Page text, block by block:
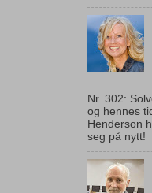
Nr. 302:
og hennes
Henderson
seg på